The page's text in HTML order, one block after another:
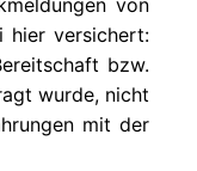
von
hier versichert:
bzw.
wurde, nicht
mit der